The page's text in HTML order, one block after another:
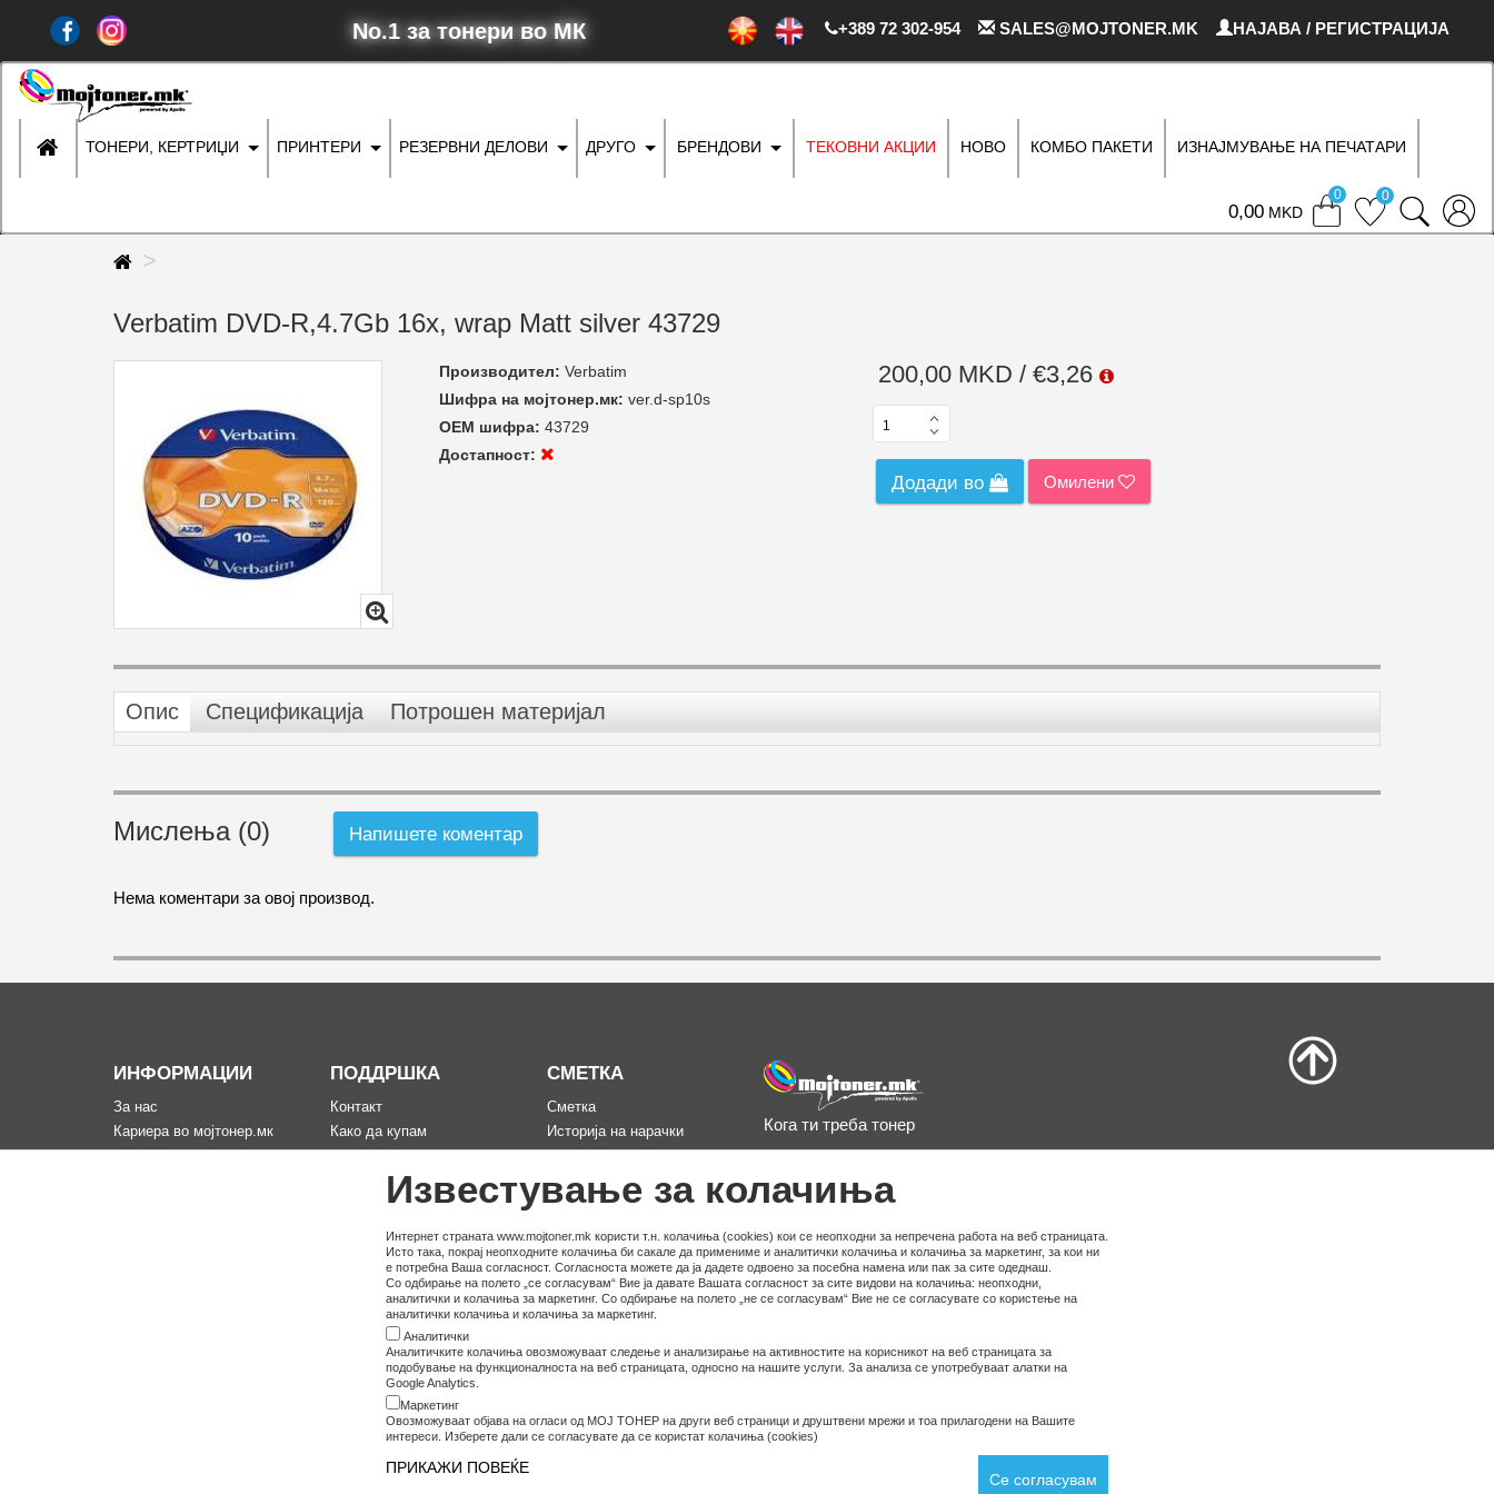
Известување за колачиња
Интернет страната www.mojtoner.mk користи т.н. колачиња (cookies) кои се неопходни за непречена работа на веб страницата.
Исто така, покрај неопходните колачиња би сакале да примениме и аналитички колачиња и колачиња за маркетинг, за кои ни
е потребна Ваша согласност. Согласноста можете да ја дадете одвоено за посебна намена или пак за сите одеднаш.
Со одбирање на полето „се согласувам“ Вие ја давате Вашата согласност за сите видови на колачиња: неопходни,
аналитички и колачиња за маркетинг. Со одбирање на полето „не се согласувам“ Вие не се согласувате со користење на
аналитички колачиња и колачиња за маркетинг.
Аналитички
Аналитичките колачиња овозможуваат следење и анализирање на активностите на корисникот на веб страницата за
подобување на функционалноста на веб страницата, односно на нашите услуги. За анализа се употребуваат алатки на
Google Analytics.
Маркетинг
Овозможуваат објава на огласи од МОЈ ТОНЕР на други веб страници и друштвени мрежи и тоа прилагодени на Вашите
интереси. Изберете дали се согласувате да се користат колачиња (cookies)
ПРИКАЖИ ПОВЕЌЕ
Се согласувам
No.1 за тонери во МК +389 72 302-954 SALES@MOJTONER.MK НАЈАВА / РЕГИСТРАЦИЈА
ТОНЕРИ, КЕРТРИЏИ ПРИНТЕРИ РЕЗЕРВНИ ДЕЛОВИ ДРУГО БРЕНДОВИ ТЕКОВНИ АКЦИИ НОВО КОМБО ПАКЕТИ ИЗНАЈМУВАЊЕ НА ПЕЧАТАРИ
0 MKD
0 0
Verbatim DVD-R,4.7Gb 16x, wrap Matt silver 43729
Производител: Verbatim
Шифра на мојтонер.мк: ver.d-sp10s
ОЕМ шифра: 43729
Достапност:
200,00 MKD / €3,26
Додади во Омилени
Опис Спецификација Потрошен материјал
Мислења (0) Напишете коментар
Нема коментари за овој производ.
ИНФОРМАЦИИ
За нас
Кариера во мојтонер.мк
Информации за испорака
ПОДДРШКА
Контакт
Како да купам
Рекламација за производ
Мапа на сајтот
СМЕТКА
Сметка
Историја на нарачки
Омилени
Кога ти треба тонер
© COPYRIGHT APOLLO 2026